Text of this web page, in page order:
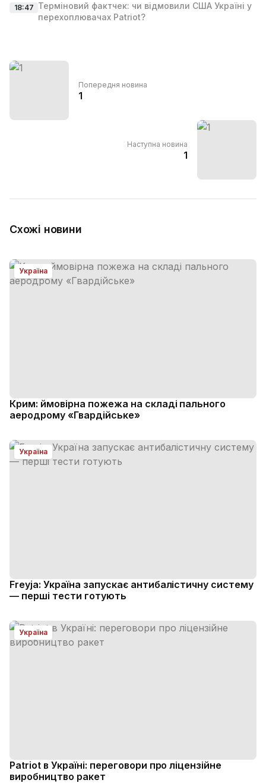
18:47 Терміновий фактчек: чи відмовили США Україні у
перехоплювачах Patriot?
Попередня новина
1
Наступна новина
1
Схожі новини
Україна
Крим: ймовірна пожежа на складі пального
аеродрому «Гвардійське»
Україна
Freyja: Україна запускає антибалістичну систему
— перші тести готують
Україна
Patriot в Україні: переговори про ліцензійне
виробництво ракет